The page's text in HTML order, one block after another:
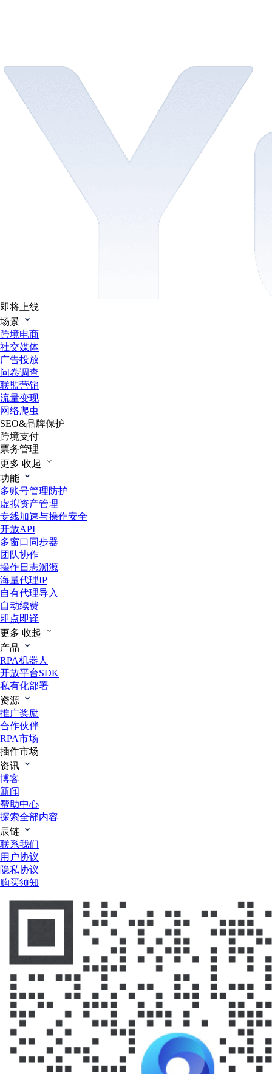
即将上线
场景
跨境电商
社交媒体
广告投放
问卷调查
联盟营销
流量变现
网络爬虫
SEO&品牌保护
跨境支付
票务管理
更多 收起
功能
多账号管理防护
虚拟资产管理
专线加速与操作安全
开放API
多窗口同步器
团队协作
操作日志溯源
海量代理IP
自有代理导入
自动续费
即点即译
更多 收起
产品
RPA机器人
开放平台SDK
私有化部署
资源
推广奖励
合作伙伴
RPA市场
插件市场
资讯
博客
新闻
帮助中心
探索全部内容
辰链
联系我们
用户协议
隐私协议
购买须知